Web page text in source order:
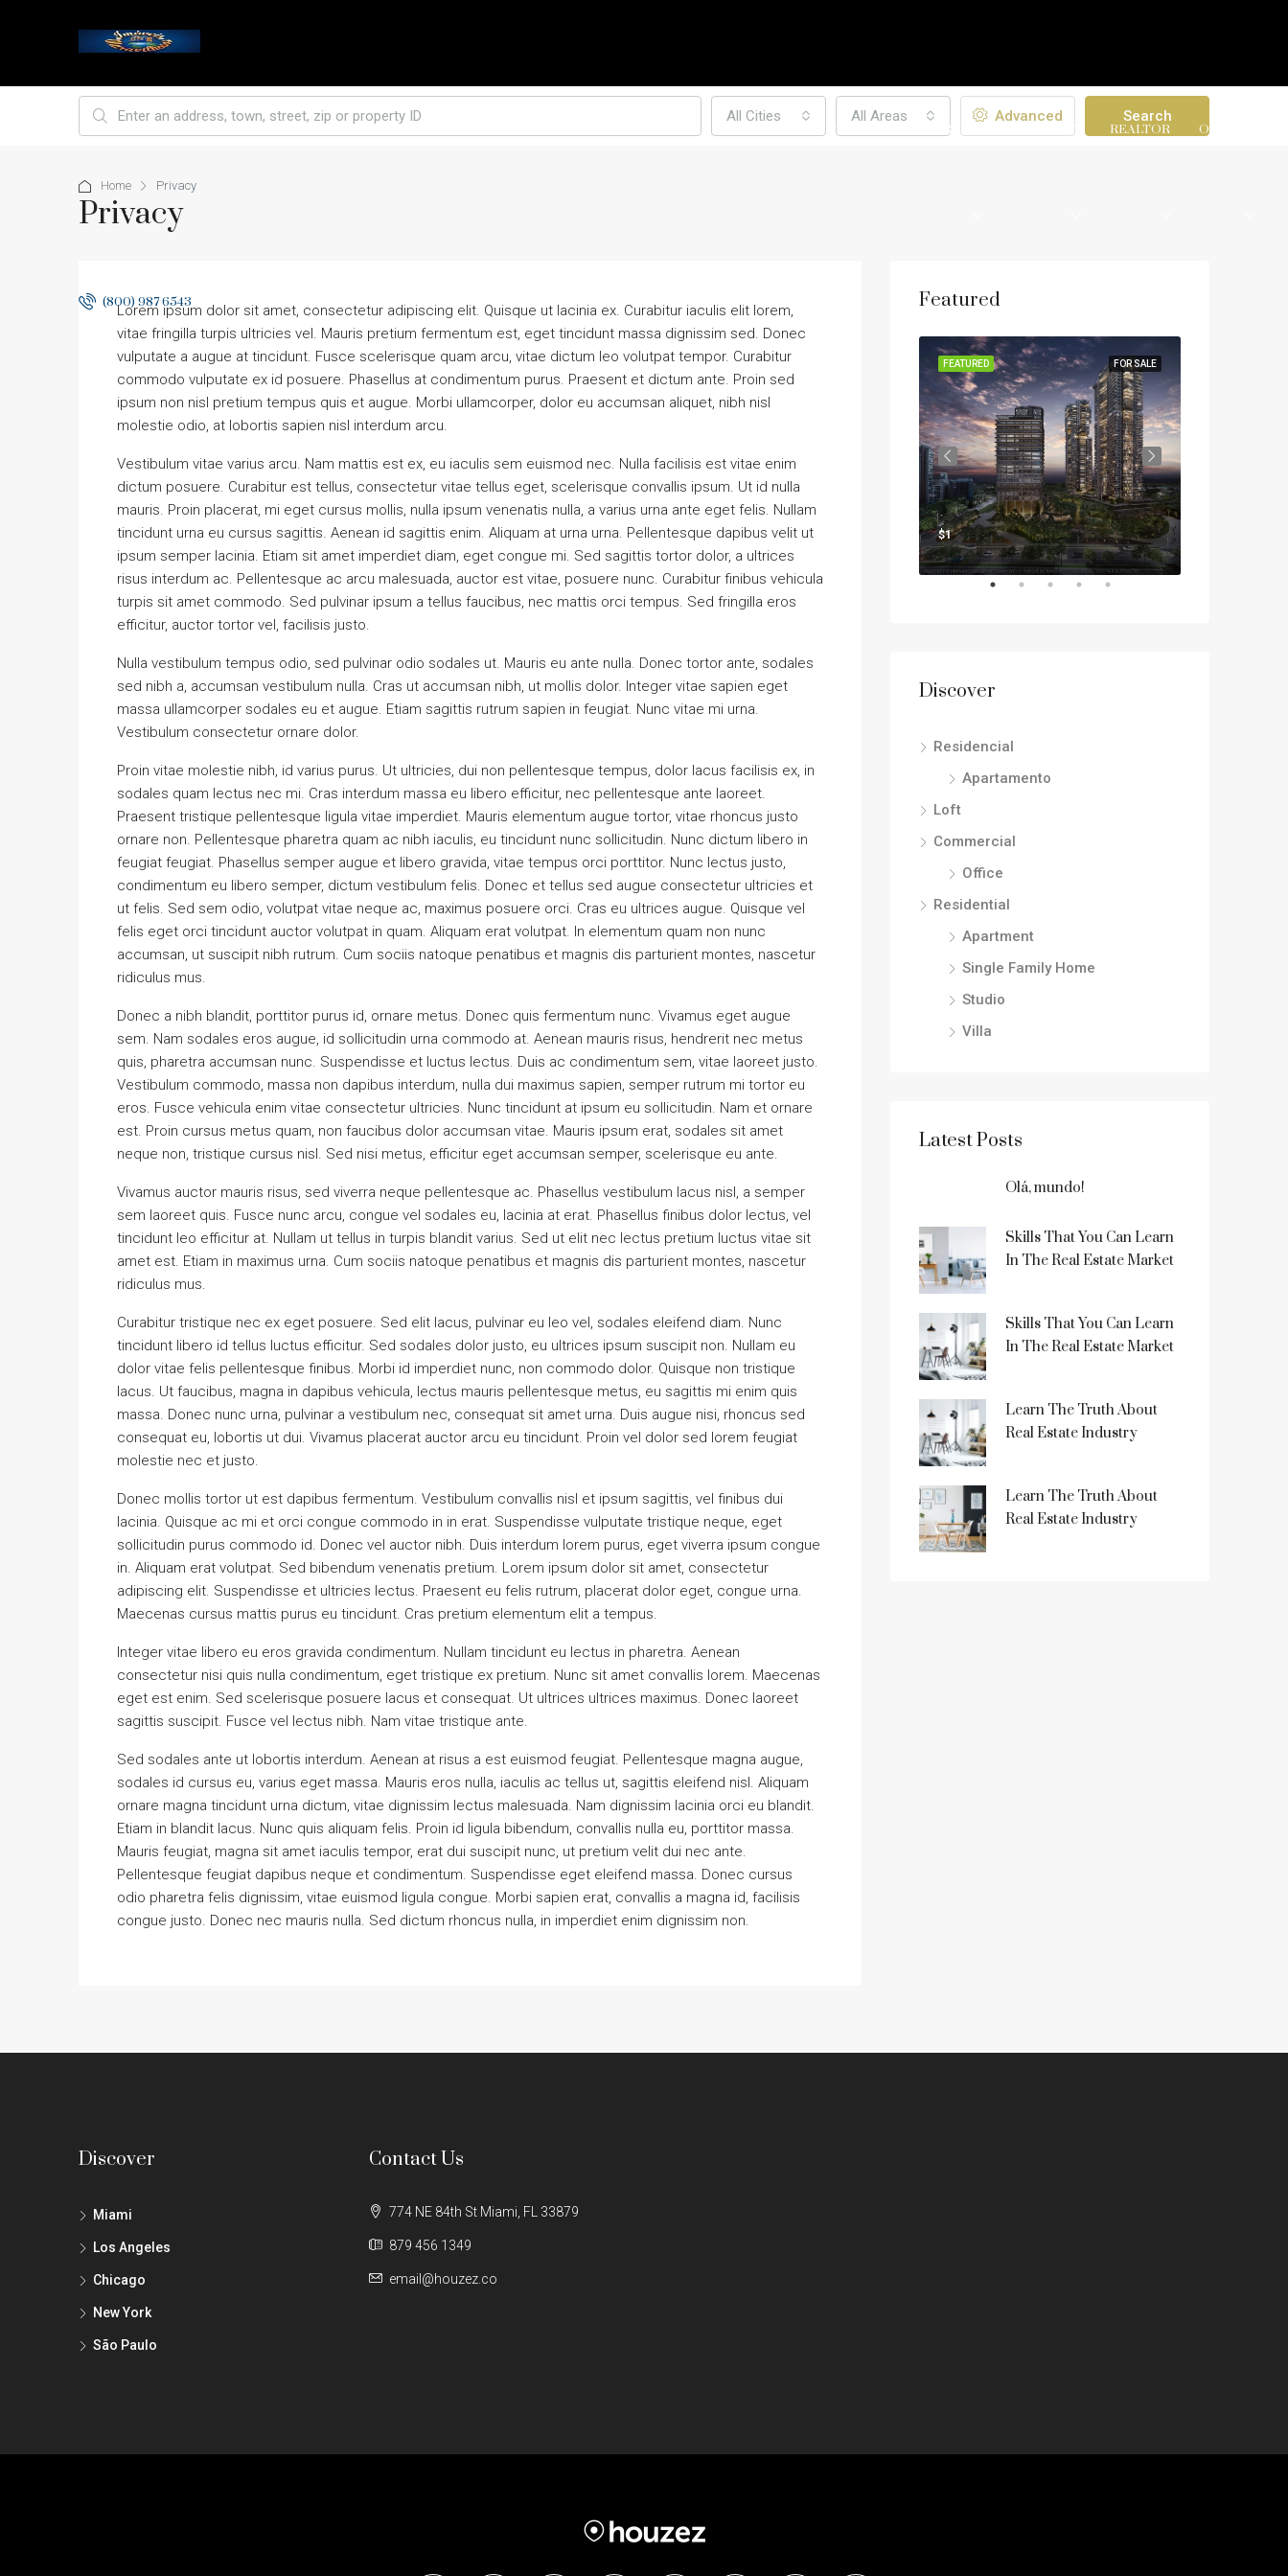
PROPERTIES PROPERTY REALTOR OTHERS
(800) 987 6543
All Cities All Areas Advanced Search
Home Privacy
Privacy
Lorem ipsum dolor sit amet, consectetur adipiscing elit. Quisque ut lacinia ex. Curabitur iaculis elit lorem,
vitae fringilla turpis ultricies vel. Mauris pretium fermentum est, eget tincidunt massa dignissim sed. Donec
vulputate a augue at tincidunt. Fusce scelerisque quam arcu, vitae dictum leo volutpat tempor. Curabitur
commodo vulputate ex id posuere. Phasellus at condimentum purus. Praesent et dictum ante. Proin sed
ipsum non nisl pretium tempus quis et augue. Morbi ullamcorper, dolor eu accumsan aliquet, nibh nisl
molestie odio, at lobortis sapien nisl interdum arcu.
Vestibulum vitae varius arcu. Nam mattis est ex, eu iaculis sem euismod nec. Nulla facilisis est vitae enim
dictum posuere. Curabitur est tellus, consectetur vitae tellus eget, scelerisque convallis ipsum. Ut id nulla
mauris. Proin placerat, mi eget cursus mollis, nulla ipsum venenatis nulla, a varius urna ante eget felis. Nullam
tincidunt urna eu cursus sagittis. Aenean id sagittis enim. Aliquam at urna urna. Pellentesque dapibus velit ut
ipsum semper lacinia. Etiam sit amet imperdiet diam, eget congue mi. Sed sagittis tortor dolor, a ultrices
risus interdum ac. Pellentesque ac arcu malesuada, auctor est vitae, posuere nunc. Curabitur finibus vehicula
turpis sit amet commodo. Sed pulvinar ipsum a tellus faucibus, nec mattis orci tempus. Sed fringilla eros
efficitur, auctor tortor vel, facilisis justo.
Nulla vestibulum tempus odio, sed pulvinar odio sodales ut. Mauris eu ante nulla. Donec tortor ante, sodales
sed nibh a, accumsan vestibulum nulla. Cras ut accumsan nibh, ut mollis dolor. Integer vitae sapien eget
massa ullamcorper sodales eu et augue. Etiam sagittis rutrum sapien in feugiat. Nunc vitae mi urna.
Vestibulum consectetur ornare dolor.
Proin vitae molestie nibh, id varius purus. Ut ultricies, dui non pellentesque tempus, dolor lacus facilisis ex, in
sodales quam lectus nec mi. Cras interdum massa eu libero efficitur, nec pellentesque ante laoreet.
Praesent tristique pellentesque ligula vitae imperdiet. Mauris elementum augue tortor, vitae rhoncus justo
ornare non. Pellentesque pharetra quam ac nibh iaculis, eu tincidunt nunc sollicitudin. Nunc dictum libero in
feugiat feugiat. Phasellus semper augue et libero gravida, vitae tempus orci porttitor. Nunc lectus justo,
condimentum eu libero semper, dictum vestibulum felis. Donec et tellus sed augue consectetur ultricies et
ut felis. Sed sem odio, volutpat vitae neque ac, maximus posuere orci. Cras eu ultrices augue. Quisque vel
felis eget orci tincidunt auctor volutpat in quam. Aliquam erat volutpat. In elementum quam non nunc
accumsan, ut suscipit nibh rutrum. Cum sociis natoque penatibus et magnis dis parturient montes, nascetur
ridiculus mus.
Donec a nibh blandit, porttitor purus id, ornare metus. Donec quis fermentum nunc. Vivamus eget augue
sem. Nam sodales eros augue, id sollicitudin urna commodo at. Aenean mauris risus, hendrerit nec metus
quis, pharetra accumsan nunc. Suspendisse et luctus lectus. Duis ac condimentum sem, vitae laoreet justo.
Vestibulum commodo, massa non dapibus interdum, nulla dui maximus sapien, semper rutrum mi tortor eu
eros. Fusce vehicula enim vitae consectetur ultricies. Nunc tincidunt at ipsum eu sollicitudin. Nam et ornare
est. Proin cursus metus quam, non faucibus dolor accumsan vitae. Mauris ipsum erat, sodales sit amet
neque non, tristique cursus nisl. Sed nisi metus, efficitur eget accumsan semper, scelerisque eu ante.
Vivamus auctor mauris risus, sed viverra neque pellentesque ac. Phasellus vestibulum lacus nisl, a semper
sem laoreet quis. Fusce nunc arcu, congue vel sodales eu, lacinia at erat. Phasellus finibus dolor lectus, vel
tincidunt leo efficitur at. Nullam ut tellus in turpis blandit varius. Sed ut elit nec lectus pretium luctus vitae sit
amet est. Etiam in maximus urna. Cum sociis natoque penatibus et magnis dis parturient montes, nascetur
ridiculus mus.
Curabitur tristique nec ex eget posuere. Sed elit lacus, pulvinar eu leo vel, sodales eleifend diam. Nunc
tincidunt libero id tellus luctus efficitur. Sed sodales dolor justo, eu ultrices ipsum suscipit non. Nullam eu
dolor vitae felis pellentesque finibus. Morbi id imperdiet nunc, non commodo dolor. Quisque non tristique
lacus. Ut faucibus, magna in dapibus vehicula, lectus mauris pellentesque metus, eu sagittis mi enim quis
massa. Donec nunc urna, pulvinar a vestibulum nec, consequat sit amet urna. Duis augue nisi, rhoncus sed
consequat eu, lobortis ut dui. Vivamus placerat auctor arcu eu tincidunt. Proin vel dolor sed lorem feugiat
molestie nec et justo.
Donec mollis tortor ut est dapibus fermentum. Vestibulum convallis nisl et ipsum sagittis, vel finibus dui
lacinia. Quisque ac mi et orci congue commodo in in erat. Suspendisse vulputate tristique neque, eget
sollicitudin purus commodo id. Donec vel auctor nibh. Duis interdum lorem purus, eget viverra ipsum congue
in. Aliquam erat volutpat. Sed bibendum venenatis pretium. Lorem ipsum dolor sit amet, consectetur
adipiscing elit. Suspendisse et ultricies lectus. Praesent eu felis rutrum, placerat dolor eget, congue urna.
Maecenas cursus mattis purus eu tincidunt. Cras pretium elementum elit a tempus.
Integer vitae libero eu eros gravida condimentum. Nullam tincidunt eu lectus in pharetra. Aenean
consectetur nisi quis nulla condimentum, eget tristique ex pretium. Nunc sit amet convallis lorem. Maecenas
eget est enim. Sed scelerisque posuere lacus et consequat. Ut ultrices ultrices maximus. Donec laoreet
sagittis suscipit. Fusce vel lectus nibh. Nam vitae tristique ante.
Sed sodales ante ut lobortis interdum. Aenean at risus a est euismod feugiat. Pellentesque magna augue,
sodales id cursus eu, varius eget massa. Mauris eros nulla, iaculis ac tellus ut, sagittis eleifend nisl. Aliquam
ornare magna tincidunt urna dictum, vitae dignissim lectus malesuada. Nam dignissim lacinia orci eu blandit.
Etiam in blandit lacus. Nunc quis aliquam felis. Proin id ligula bibendum, convallis nulla eu, porttitor massa.
Mauris feugiat, magna sit amet iaculis tempor, erat dui suscipit nunc, ut pretium velit dui nec ante.
Pellentesque feugiat dapibus neque et condimentum. Suspendisse eget eleifend massa. Donec cursus
odio pharetra felis dignissim, vitae euismod ligula congue. Morbi sapien erat, convallis a magna id, facilisis
congue justo. Donec nec mauris nulla. Sed dictum rhoncus nulla, in imperdiet enim dignissim non.
Featured
FEATURED
$1,900/mo
FOR SALE
FEATURED
$1
Discover
Residencial
Apartamento
Loft
Commercial
Office
Residential
Apartment
Single Family Home
Studio
Villa
Latest Posts
Olá, mundo!
Skills That You Can Learn
In The Real Estate Market
Skills That You Can Learn
In The Real Estate Market
Learn The Truth About
Real Estate Industry
Learn The Truth About
Real Estate Industry
Discover
Miami
Los Angeles
Chicago
New York
São Paulo
Contact Us
774 NE 84th St Miami, FL 33879
879 456 1349
email@houzez.co